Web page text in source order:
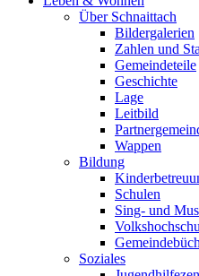
Über Schnaittach
Bildergalerien
Zahlen und
Gemeindeteile
Geschichte
Lage
Leitbild
Wappen
Bildung
Schulen
Sing- und
Soziales